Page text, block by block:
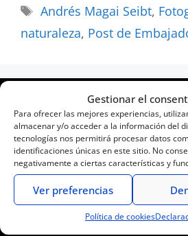
Gestionar el
Para ofrecer las mejores experiencias,
almacenar y/o acceder a la información del
tecnologías nos permitirá procesar datos
identificaciones únicas en este sitio. No
negativamente a ciertas características y
Ver preferencias
Política de cookies
Andrés Magai Seibt,
naturaleza, Post de
Cámaras de fotos y vídeo